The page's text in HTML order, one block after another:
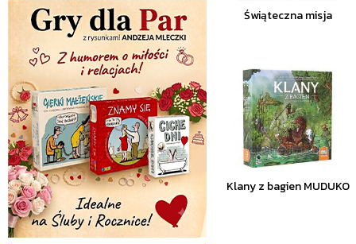
Świąteczna misja
Klany z bagien MUDUKO